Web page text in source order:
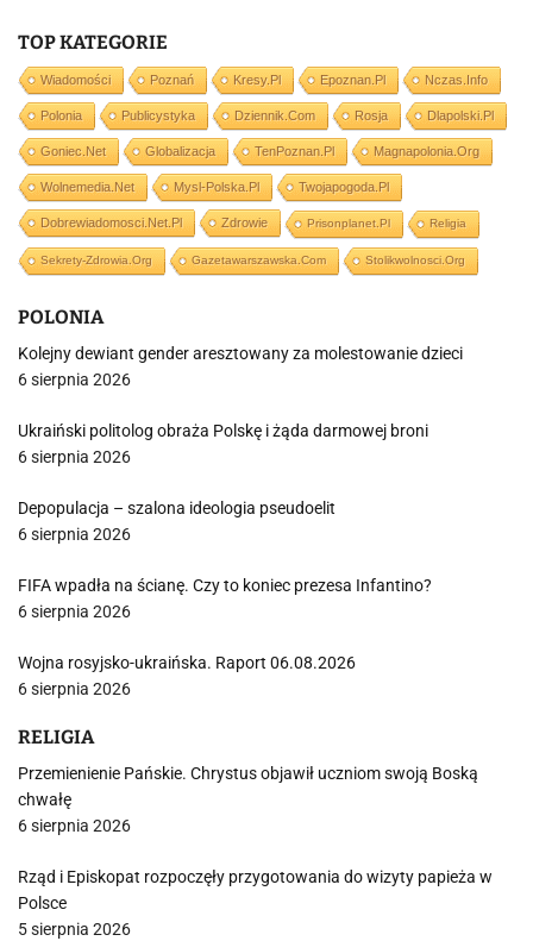
TOP KATEGORIE
Wiadomości Poznań Kresy.pl Epoznan.pl Nczas.info
Polonia Publicystyka Dziennik.com Rosja Dlapolski.pl
Goniec.net Globalizacja TenPoznan.pl Magnapolonia.org
Wolnemedia.net Mysl-Polska.pl Twojapogoda.pl
Dobrewiadomosci.net.pl Zdrowie Prisonplanet.pl Religia
Sekrety-Zdrowia.org Gazetawarszawska.com Stolikwolnosci.org
POLONIA
Kolejny dewiant gender aresztowany za molestowanie dzieci
6 sierpnia 2026
Ukraiński politolog obraża Polskę i żąda darmowej broni
6 sierpnia 2026
Depopulacja – szalona ideologia pseudoelit
6 sierpnia 2026
FIFA wpadła na ścianę. Czy to koniec prezesa Infantino?
6 sierpnia 2026
Wojna rosyjsko-ukraińska. Raport 06.08.2026
6 sierpnia 2026
RELIGIA
Przemienienie Pańskie. Chrystus objawił uczniom swoją Boską
chwałę
6 sierpnia 2026
Rząd i Episkopat rozpoczęły przygotowania do wizyty papieża w
Polsce
5 sierpnia 2026